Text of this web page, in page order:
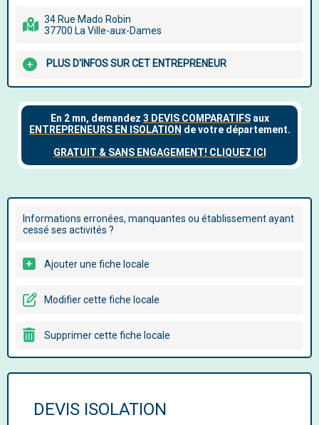
34 Rue Mado Robin
37700 La Ville-aux-Dames
PLUS D'INFOS SUR CET ENTREPRENEUR
Informations erronées, manquantes ou établissement ayant
cessé ses activités ?
Ajouter une fiche locale
Modifier cette fiche locale
Supprimer cette fiche locale
DEVIS ISOLATION